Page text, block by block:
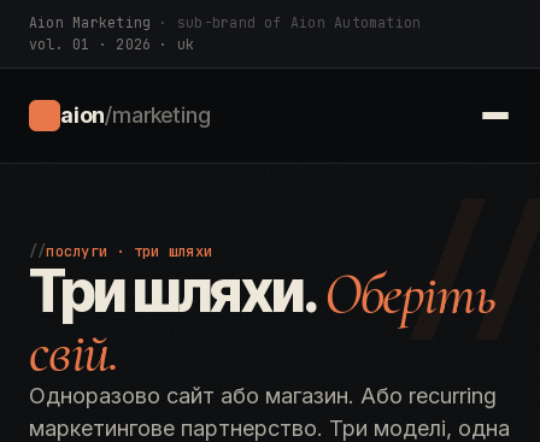
Aion Marketing
· sub-brand of Aion Automation
vol. 01 · 2026 · uk
aion/marketing
//послуги · три шляхи
Три шляхи.Оберіть
свій.
Одноразово сайт або магазин. Або recurring
маркетингове партнерство. Три моделі, одна